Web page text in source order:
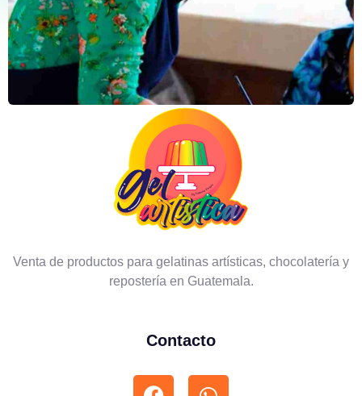
Venta de productos para gelatinas artísticas, chocolatería y
repostería en Guatemala.
Contacto